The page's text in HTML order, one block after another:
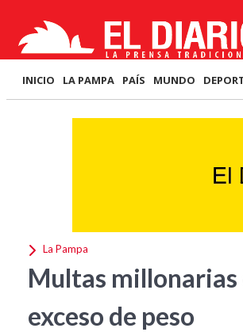
INICIO LA PAMPA PAÍS MUNDO
La Pampa
Multas millonarias
exceso de peso